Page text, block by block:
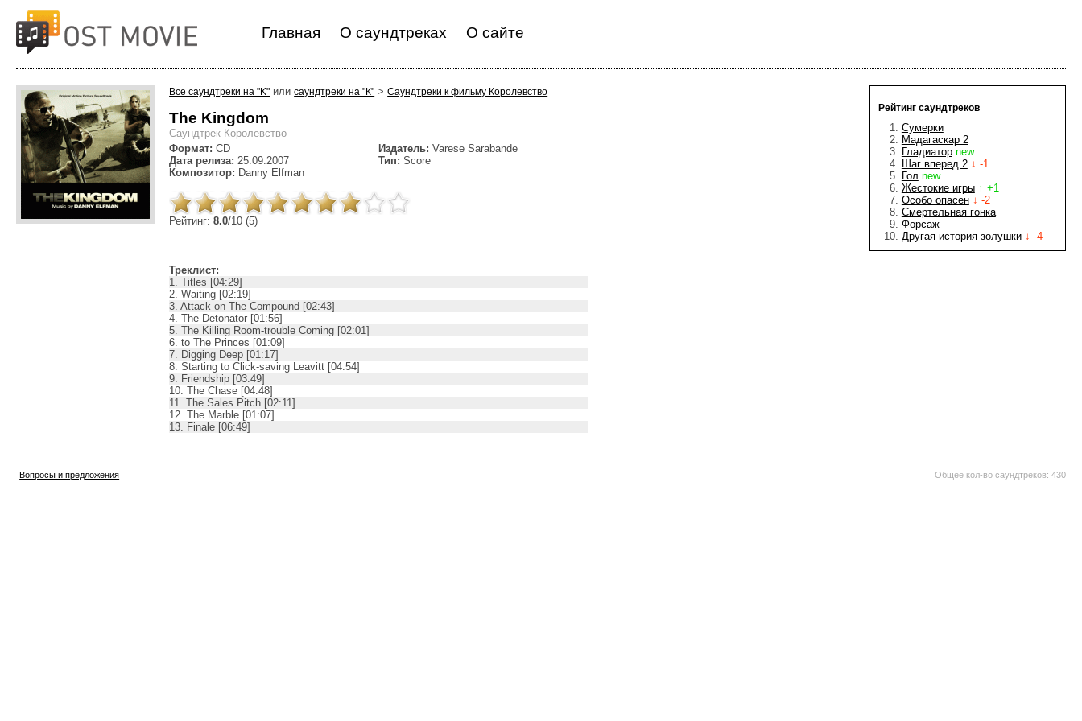
Главная О саундтреках О сайте
Рейтинг саундтреков
Сумерки
Мадагаскар 2
Гладиатор new
Шаг вперед 2 ↓ -1
Гол new
Жестокие игры ↑ +1
Особо опасен ↓ -2
Смертельная гонка
Форсаж
Другая история золушки ↓ -4
Все саундтреки на "K" илисаундтреки на "К" >Саундтреки к фильму Королевство
The Kingdom
Cаундтрек Королевство
Формат: CD Издатель: Varese Sarabande
Дата релиза: 25.09.2007 Тип: Score
Композитор: Danny Elfman
Рейтинг:8.0/10 (5)
Треклист:
1. Titles [04:29]
2. Waiting [02:19]
3. Attack on The Compound [02:43]
4. The Detonator [01:56]
5. The Killing Room-trouble Coming [02:01]
6. to The Princes [01:09]
7. Digging Deep [01:17]
8. Starting to Click-saving Leavitt [04:54]
9. Friendship [03:49]
10. The Chase [04:48]
11. The Sales Pitch [02:11]
12. The Marble [01:07]
13. Finale [06:49]
Общее кол-во саундтреков: 430
Вопросы и предложения